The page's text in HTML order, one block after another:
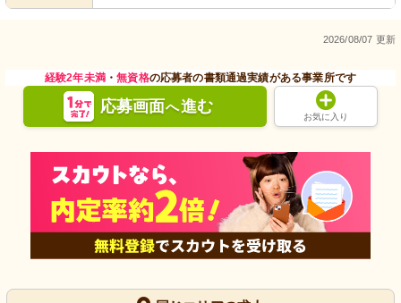
2026/08/07 更新
経験2年未満・無資格の応募者の書類通過実績がある事業所です
応募画面へ進む
お気に入り